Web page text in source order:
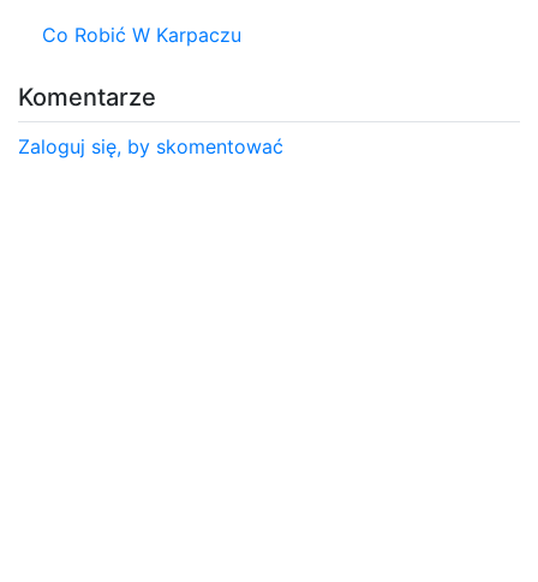
Co Robić W Karpaczu
Komentarze
Zaloguj się, by skomentować